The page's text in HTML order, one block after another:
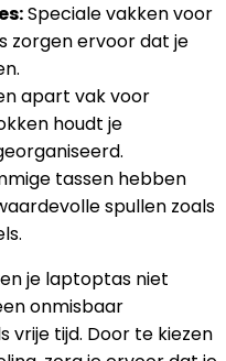
Speciale vakken voor
zorgen ervoor dat je
apart vak voor
houdt je
tassen hebben
spullen zoals
je laptoptas niet
onmisbaar
vrije tijd. Door te kiezen